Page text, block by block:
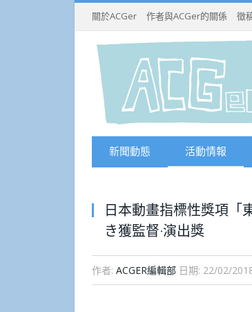
關於ACGer 作者與ACGer的關係 徵
新聞動態 活動情報
日本動畫指標性獎項「
き獲監督·演出獎
作者: ACGER編輯部 日期: 22/02/